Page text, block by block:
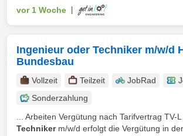
vor 1 Woche
Ingenieur oder Techniker m/w/d
Bundesbau
Vollzeit Teilzeit JobRad
Sonderzahlung
... Arbeiten Vergütung nach Tarifvertrag TV-
Technikerm/w/d erfolgt die Vergütung in der